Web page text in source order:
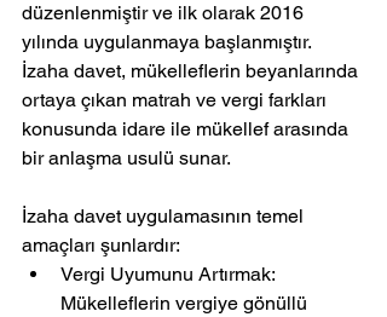
düzenlenmiştir ve ilk olarak 2016
yılında uygulanmaya başlanmıştır.
İzaha davet, mükelleflerin beyanlarında
ortaya çıkan matrah ve vergi farkları
konusunda idare ile mükellef arasında
bir anlaşma usulü sunar.
İzaha davet uygulamasının temel
amaçları şunlardır:
Vergi Uyumunu Artırmak:
Mükelleflerin vergiye gönüllü